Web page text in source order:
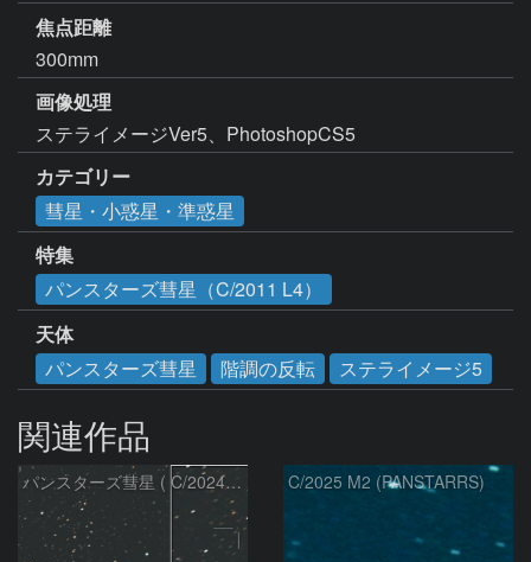
焦点距離
300mm
画像処理
ステライメージVer5、PhotoshopCS5
カテゴリー
彗星・小惑星・準惑星
特集
パンスターズ彗星（C/2011 L4）
天体
パンスターズ彗星
階調の反転 ステライメージ5
関連作品
パンスターズ彗星 ( C/2024R4 )：2026/07/27 C/2025 M2 (PANSTARRS)